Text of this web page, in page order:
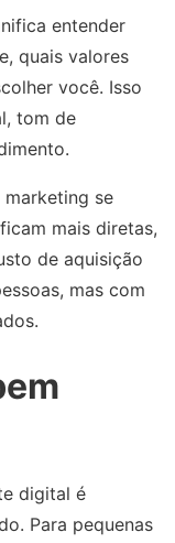
entender
quais valores
você. Isso
tom de
se
mais diretas,
de aquisição
mas com
digital é
Para pequenas